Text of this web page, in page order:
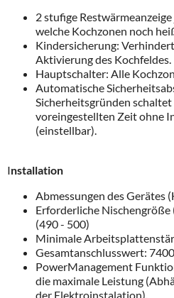
2 stufige
welche Kochzonen noch
Kindersicherung:
Aktivierung des Kochfeldes.
Hauptschalter: Alle
Automatische
Sicherheitsgründen
voreingestellten Zeit ohne
(einstellbar).
Installation
Abmessungen des Gerätes
Erforderliche Nischengröße
(490 - 500)
Minimale
Gesamtanschlusswert:
PowerManagement
die maximale Leistung
der Elektroinstalation).